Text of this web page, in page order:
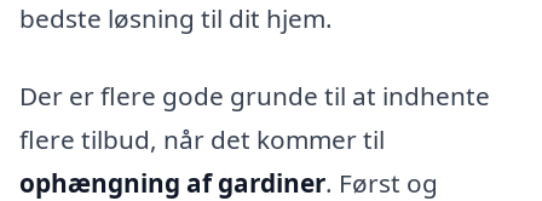
bedste løsning til dit hjem.
Der er flere gode grunde til at indhente
flere tilbud, når det kommer til
ophængning af gardiner. Først og